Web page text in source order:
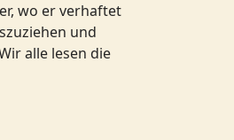
wo er verhaftet
und
alle lesen die